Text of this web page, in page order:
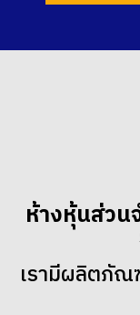
ห้างหุ้นส่วน
เรามีผลิตภัณ